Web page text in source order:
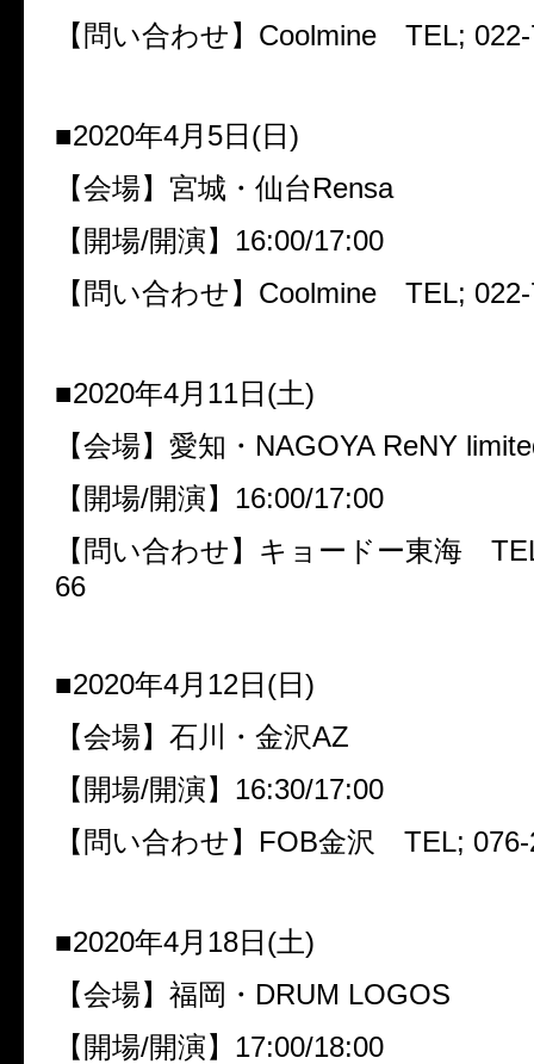
【問い合わせ】 Coolmine TEL;
■2020年4月 5日(日)
【会場】宮城・仙台Rensa
【開場/開演】 16:00/17:00
【問い合わせ】 Coolmine TEL;
■2020年4月 11日(土)
【会場】愛知・ NAGOYA ReNY
【開場/開演】 16:00/17:00
【問い合わせ】キョードー東海
66
■2020年4月 12日(日)
【会場】石川・金沢AZ
【開場/開演】 16:30/17:00
【問い合わせ】 FOB金沢 TEL;
■2020年4月 18日(土)
【会場】福岡・ DRUM LOGOS
【開場/開演】 17:00/18:00